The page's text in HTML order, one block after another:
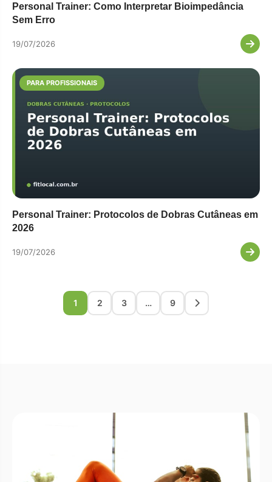
Personal Trainer: Como Interpretar Bioimpedância
Sem Erro
19/07/2026
PARA PROFISSIONAIS
Personal Trainer: Protocolos de Dobras Cutâneas em
2026
19/07/2026
1 2 3 … 9